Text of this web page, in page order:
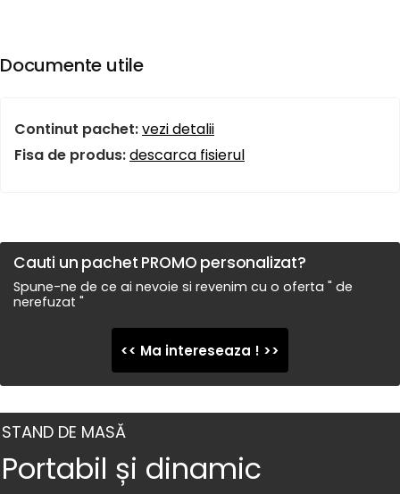
Documente utile
Continut pachet:vezi detalii
Fisa de produs:descarca fisierul
Cauti un pachet PROMO personalizat?
Spune-ne de ce ai nevoie si revenim cu o oferta " de
nerefuzat "
<< Ma intereseaza ! >>
STAND DE MASĂ
Portabil și dinamic